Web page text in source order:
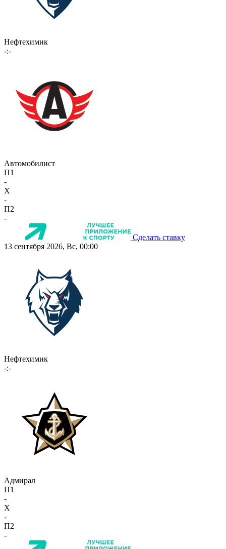
Нефтехимик
-:-
Автомобилист
П1
-
X
-
П2
-
Сделать ставку
13 сентября 2026, Вс, 00:00
Нефтехимик
-:-
Адмирал
П1
-
X
-
П2
-